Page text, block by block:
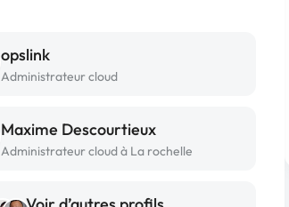
opslink
Administrateur cloud
Maxime Descourtieux
Administrateur cloud à La rochelle